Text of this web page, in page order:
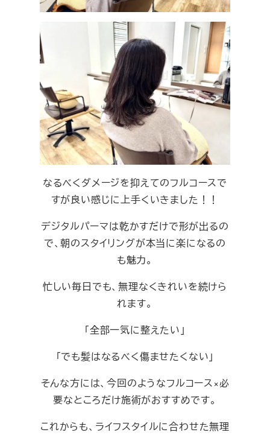
なるべくダメージを抑えてのフルコースで
すが良い感じに上手くいきました！！
デジタルパーマは乾かすだけで形が出るの
で、朝のスタイリングが本当に楽になるの
も魅力。
忙しい毎日でも、無理なくきれいを続けら
れます。
「全部一気に整えたい」
「でも髪はなるべく傷ませたくない」
そんな方には、今回のようなフルコース×必
要なところだけ施術がおすすめです。
これからも、ライフスタイルに合わせた無理